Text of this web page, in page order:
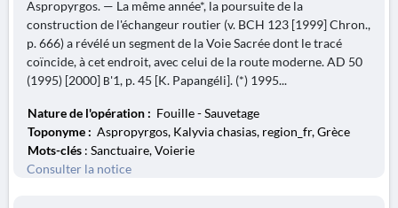
Aspropyrgos. — La même année*, la poursuite de la
construction de l'échangeur routier (v. BCH 123 [1999] Chron.,
p. 666) a révélé un segment de la Voie Sacrée dont le tracé
coïncide, à cet endroit, avec celui de la route moderne. AD 50
(1995) [2000] Β'1, p. 45 [K. Papangéli]. (*) 1995...
Nature de l'opération : Fouille - Sauvetage
Toponyme : Aspropyrgos, Kalyvia chasias, region_fr, Grèce
Mots-clés : Sanctuaire, Voierie
Consulter la notice